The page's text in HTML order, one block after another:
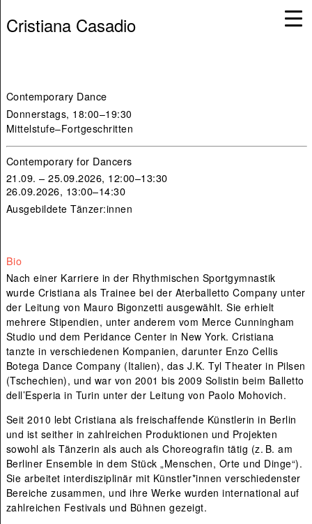
Cristiana Casadio
Contemporary Dance
Donnerstags, 18:00–19:30
Mittelstufe–Fortgeschritten
Contemporary for Dancers
21.09. – 25.09.2026, 12:00–13:30
26.09.2026, 13:00–14:30
Ausgebildete Tänzer:innen
Bio
Nach einer Karriere in der Rhythmischen Sportgymnastik
wurde Cristiana als Trainee bei der Aterballetto Company unter
der Leitung von Mauro Bigonzetti ausgewählt. Sie erhielt
mehrere Stipendien, unter anderem vom Merce Cunningham
Studio und dem Peridance Center in New York. Cristiana
tanzte in verschiedenen Kompanien, darunter Enzo Cellis
Botega Dance Company (Italien), das J.K. Tyl Theater in Pilsen
(Tschechien), und war von 2001 bis 2009 Solistin beim Balletto
dell’Esperia in Turin unter der Leitung von Paolo Mohovich.
Seit 2010 lebt Cristiana als freischaffende Künstlerin in Berlin
und ist seither in zahlreichen Produktionen und Projekten
sowohl als Tänzerin als auch als Choreografin tätig (z. B. am
Berliner Ensemble in dem Stück „Menschen, Orte und Dinge“).
Sie arbeitet interdisziplinär mit Künstler*innen verschiedenster
Bereiche zusammen, und ihre Werke wurden international auf
zahlreichen Festivals und Bühnen gezeigt.